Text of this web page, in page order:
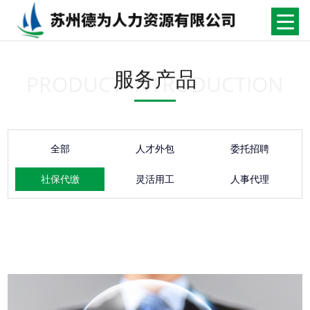
服务产品
PRODUCT INTRODUCTION
全部 人才外包 委托招聘
社保代缴 灵活用工 人事代理